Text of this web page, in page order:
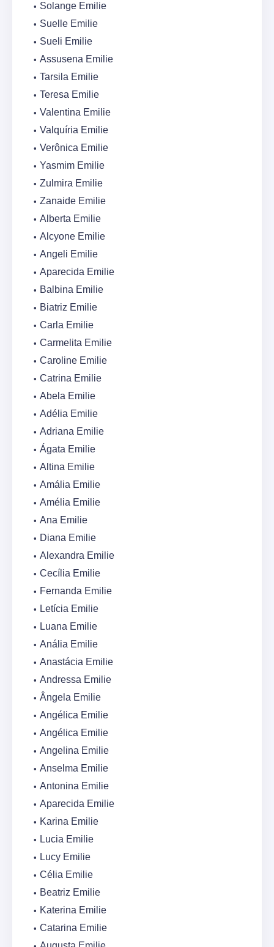
Solange Emilie
Suelle Emilie
Sueli Emilie
Assusena Emilie
Tarsila Emilie
Teresa Emilie
Valentina Emilie
Valquíria Emilie
Verônica Emilie
Yasmim Emilie
Zulmira Emilie
Zanaide Emilie
Alberta Emilie
Alcyone Emilie
Angeli Emilie
Aparecida Emilie
Balbina Emilie
Biatriz Emilie
Carla Emilie
Carmelita Emilie
Caroline Emilie
Catrina Emilie
Abela Emilie
Adélia Emilie
Adriana Emilie
Ágata Emilie
Altina Emilie
Amália Emilie
Amélia Emilie
Ana Emilie
Diana Emilie
Alexandra Emilie
Cecília Emilie
Fernanda Emilie
Letícia Emilie
Luana Emilie
Anália Emilie
Anastácia Emilie
Andressa Emilie
Ângela Emilie
Angélica Emilie
Angélica Emilie
Angelina Emilie
Anselma Emilie
Antonina Emilie
Aparecida Emilie
Karina Emilie
Lucia Emilie
Lucy Emilie
Célia Emilie
Beatriz Emilie
Katerina Emilie
Catarina Emilie